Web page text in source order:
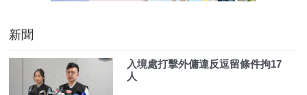
新聞
入境處打擊外傭違反逗留條件拘17
人